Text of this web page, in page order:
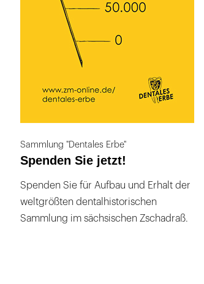
Sammlung "Dentales Erbe"
Spenden Sie jetzt!
Spenden Sie für Aufbau und Erhalt der
weltgrößten dentalhistorischen
Sammlung im sächsischen Zschadraß.